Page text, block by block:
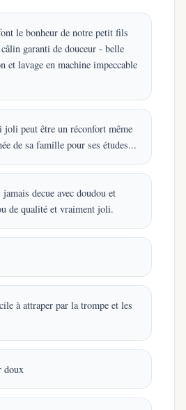
le bonheur de notre petit fils
garanti de douceur - belle
et lavage en machine impeccable
joli peut être un réconfort même
de sa famille pour ses études...
decue avec doudou et
de qualité et vraiment joli.
à attraper par la trompe et les
doux